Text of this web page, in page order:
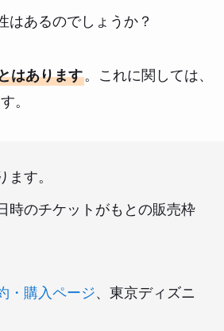
あるのでしょうか？
はあります。これに関しては、
。
す。
時のチケットがもとの販売枠
・購入ページ、東京ディズニ